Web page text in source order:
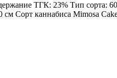
ТГК: 23% Тип сорта:
Сорт каннабиса Mimosa